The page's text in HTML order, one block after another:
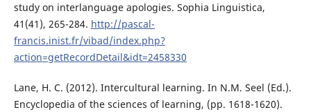
study on interlanguage apologies. Sophia Linguistica,
41(41), 265-284. http://pascal-
francis.inist.fr/vibad/index.php?
action=getRecordDetail&idt=2458330
Lane, H. C. (2012). Intercultural learning. In N.M. Seel (Ed.).
Encyclopedia of the sciences of learning, (pp. 1618-1620).